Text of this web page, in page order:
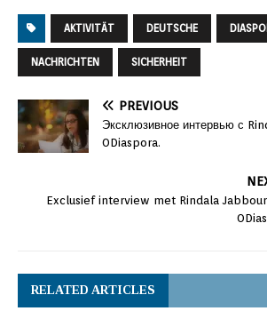
AKTIVITÄT DEUTSCHE
NACHRICHTEN SICHERHEIT
PREVIOUS
Эксклюзивное интервью с
ODiaspora.
Exclusief interview met Rindala
RELATED ARTICLES